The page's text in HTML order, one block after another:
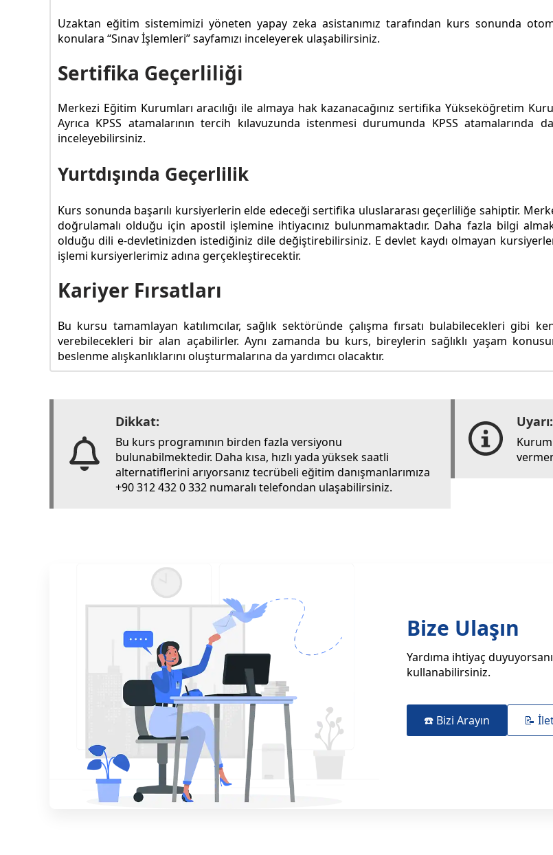
Uzaktan eğitim sistemimizi yöneten yapay zeka asistanımız tarafından kurs sonunda
konulara “Sınav İşlemleri” sayfamızı inceleyerek ulaşabilirsiniz.
Sertifika Geçerliliği
Merkezi Eğitim Kurumları aracılığı ile almaya hak kazanacağınız sertifika Yükseköğretim
Ayrıca KPSS atamalarının tercih kılavuzunda istenmesi durumunda KPSS atamalarında
inceleyebilirsiniz.
Yurtdışında Geçerlilik
Kurs sonunda başarılı kursiyerlerin elde edeceği sertifika uluslararası geçerliliğe sahiptir.
doğrulamalı olduğu için apostil işlemine ihtiyacınız bulunmamaktadır. Daha fazla bilgi
olduğu dili e-devletinizden istediğiniz dile değiştirebilirsiniz. E devlet kaydı olmayan
işlemi kursiyerlerimiz adına gerçekleştirecektir.
Kariyer Fırsatları
Bu kursu tamamlayan katılımcılar, sağlık sektöründe çalışma fırsatı bulabilecekleri gibi
verebilecekleri bir alan açabilirler. Aynı zamanda bu kurs, bireylerin sağlıklı yaşam
beslenme alışkanlıklarını oluşturmalarına da yardımcı olacaktır.
Dikkat:
Bu kurs programının birden fazla versiyonu
bulunabilmektedir. Daha kısa, hızlı yada yüksek saatli
alternatiflerini arıyorsanız tecrübeli eğitim danışmanlarımıza
+90 312 432 0 332 numaralı telefondan ulaşabilirsiniz.
Uyarı:
Bize Ulaşın
Yardıma ihtiyaç
kullanabilirsiniz.
☎️ Bizi Arayın 📝